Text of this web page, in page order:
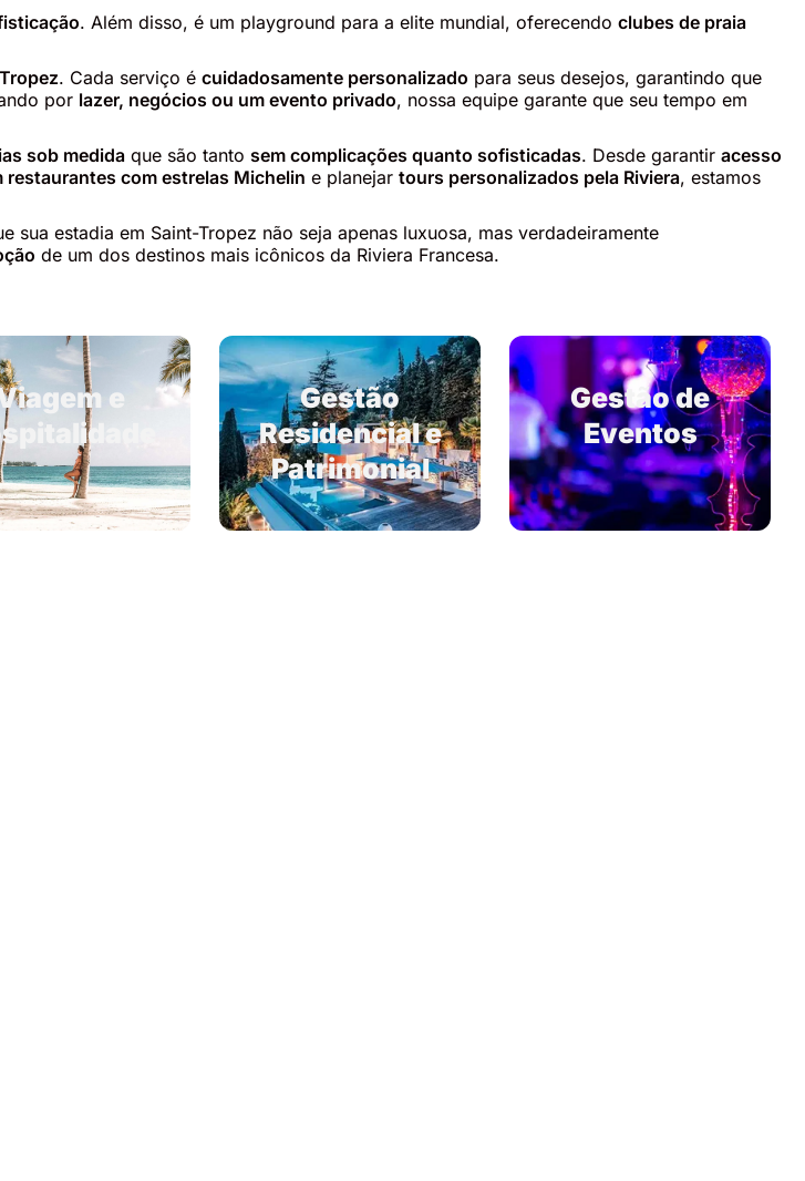
. Além disso, é um playground para a elite mundial, oferecendo clubes de praia
. Cada serviço é cuidadosamente personalizado para seus desejos, garantindo que
por lazer, negócios ou um evento privado, nossa equipe garante que seu tempo em
sob medida que são tanto sem complicações quanto sofisticadas. Desde garantir acesso
restaurantes com estrelas Michelin e planejar tours personalizados pela Riviera, estamos
sua estadia em Saint-Tropez não seja apenas luxuosa, mas verdadeiramente
de um dos destinos mais icônicos da Riviera Francesa.
e
Gestão
Residencial e
Patrimonial
Gestão de
Eventos